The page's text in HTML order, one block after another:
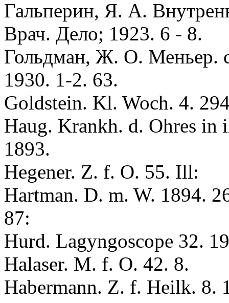
Гальперин, Я. А.
Врач. Дело; 1923. 6 - 8.
Гольдман, Ж. О. Меньер.
1930. 1-2. 63.
Goldstein. Kl. Woch. 4.
Haug. Krankh. d. Ohres in
1893.
Hegener. Z. f. O. 55. Ill:
Hartman. D. m. W. 1894.
87:
Hurd. Lagyngoscope 32.
Halaser. M. f. O. 42. 8.
Habermann. Z. f. Heilk. 8.